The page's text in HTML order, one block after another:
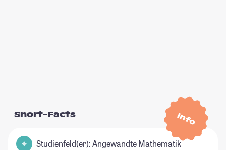
Info
Short-Facts
Studienfeld(er): Angewandte Mathematik